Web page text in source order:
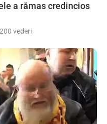
a rămas credincios
200 vederi